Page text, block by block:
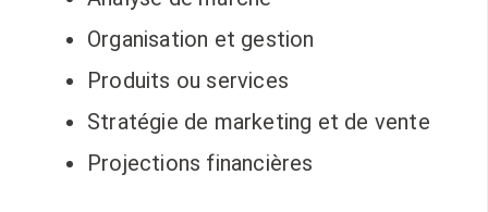
Organisation et gestion
Produits ou services
Stratégie de marketing et de vente
Projections financières